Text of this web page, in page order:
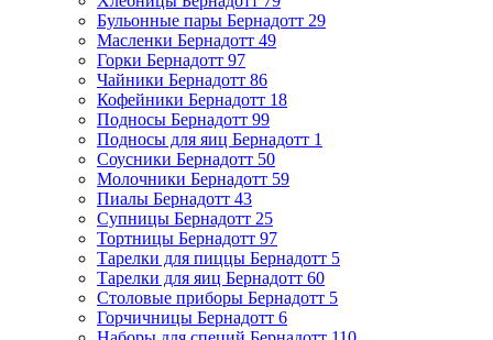
Бульонные пары Бернадотт 29
Масленки Бернадотт 49
Горки Бернадотт 97
Чайники Бернадотт 86
Кофейники Бернадотт 18
Подносы Бернадотт 99
Подносы для яиц Бернадотт 1
Соусники Бернадотт 50
Молочники Бернадотт 59
Пиалы Бернадотт 43
Супницы Бернадотт 25
Тортницы Бернадотт 97
Тарелки для пиццы Бернадотт 5
Тарелки для яиц Бернадотт 60
Столовые приборы Бернадотт 5
Горчичницы Бернадотт 6